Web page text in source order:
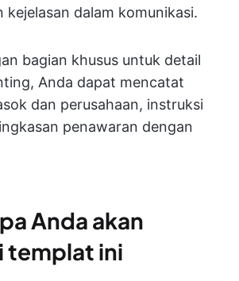
kejelasan dalam komunikasi.
bagian khusus untuk detail
Anda dapat mencatat
dan perusahaan, instruksi
penawaran dengan
Anda akan
templat ini